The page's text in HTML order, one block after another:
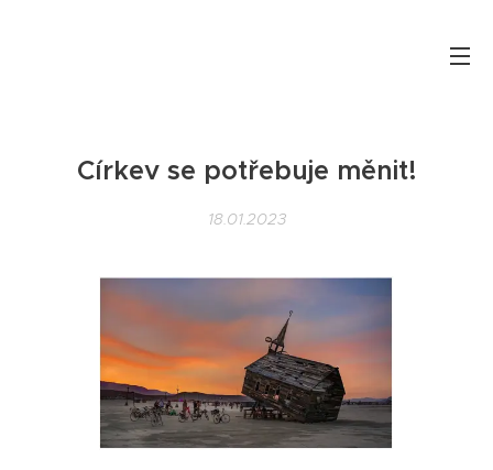
Církev se potřebuje měnit!
18.01.2023